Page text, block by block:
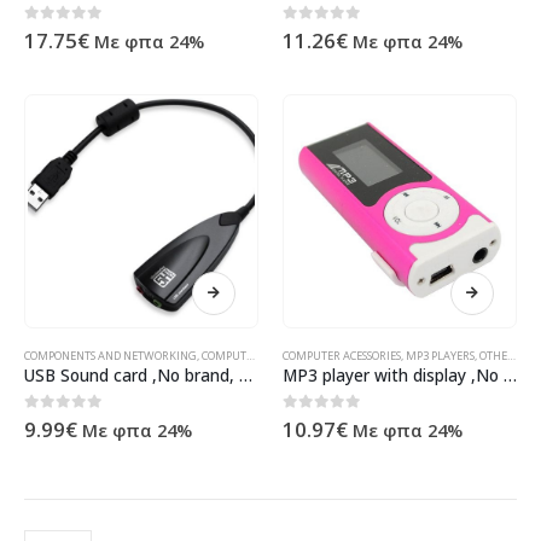
0 out of 5
17.75€ Με φπα 24% 0 out of 5
11.26€ Με φπα 24%
COMPONENTS AND NETWORKING COMPUTER ACESSORIES ,ΠΡΟΪΌΝΤΑ ΠΛΗΡΟΦΟΡΙΚΉΣ - ΚΙΝΗΤΉΣ
USB Sound card ,No brand, 7.1 5Hv2 – 17404
0out of 5
9.99€ Με φπα 24%
COMPUTER ACESSORIES MP3 PLAYERS OTHER
MP3 player with display ,No brand – 8011
0 out of 5
10.97€ Με φπα 24%